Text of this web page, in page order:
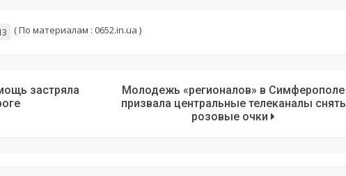
(По материалам : 0652.in.ua )
застряла
Молодежь «регионалов» в Симферополе
призвала центральные телеканалы снять
розовые очки